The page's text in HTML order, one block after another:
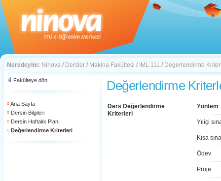
Neredeyim: Ninova / Dersler / Makina Fakültesi / IML 111 / Degerlendirme
Fakülteye dön
Ana Sayfa
Dersin Bilgileri
Dersin Haftalık Planı
Değerlendirme Kriterleri
Değerlendirme
Ders Değerlendirme
Kriterleri
Yöntem
Yıliçi
Kısa
Ödev
Proje